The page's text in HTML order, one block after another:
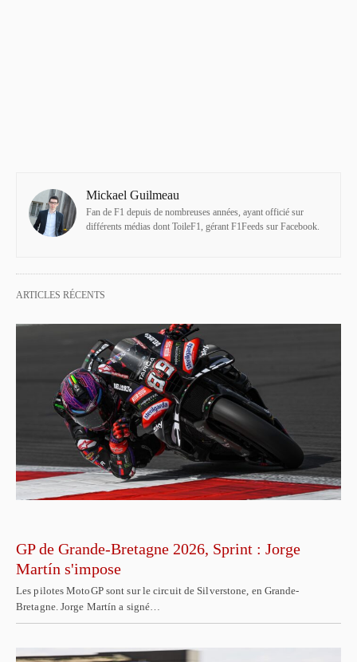
Mickael Guilmeau
Fan de F1 depuis de nombreuses années, ayant officié sur
différents médias dont ToileF1, gérant F1Feeds sur Facebook.
ARTICLES RÉCENTS
GP de Grande-Bretagne 2026, Sprint : Jorge
Martín s'impose
Les pilotes MotoGP sont sur le circuit de Silverstone, en Grande-
Bretagne. Jorge Martín a signé…